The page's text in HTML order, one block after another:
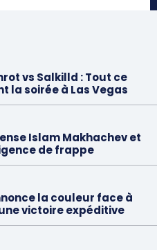
vs Salkilld : Tout ce
la soirée à Las Vegas
Islam Makhachev et
de frappe
la couleur face à
victoire expéditive